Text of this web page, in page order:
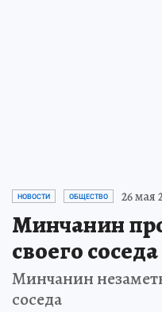
НОВОСТИ ОБЩЕСТВО 26 мая
Минчанин
своего соседа
Минчанин
соседа